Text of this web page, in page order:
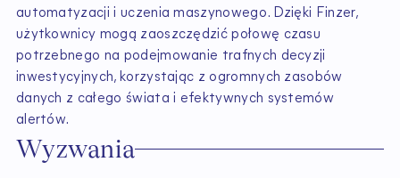
automatyzacji i uczenia maszynowego. Dzięki Finzer,
użytkownicy mogą zaoszczędzić połowę czasu
potrzebnego na podejmowanie trafnych decyzji
inwestycyjnych, korzystając z ogromnych zasobów
danych z całego świata i efektywnych systemów
alertów.
Wyzwania